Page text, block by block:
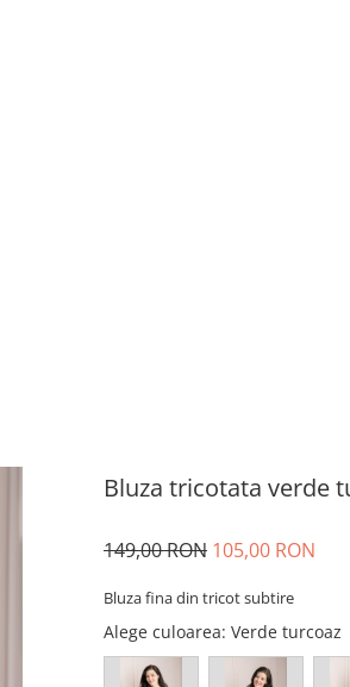
Bluza tricotata verde
149,00 RON 105,00 RON
Bluza fina din tricot subtire
Alege culoarea: Verde turcoaz